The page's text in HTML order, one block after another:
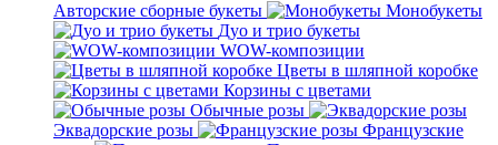
Авторские сборные букеты
Монобукеты
Дуо и трио букеты
WOW-композиции
Цветы в шляпной коробке
Корзины с цветами
Обычные розы
Эквадорские розы
Французские